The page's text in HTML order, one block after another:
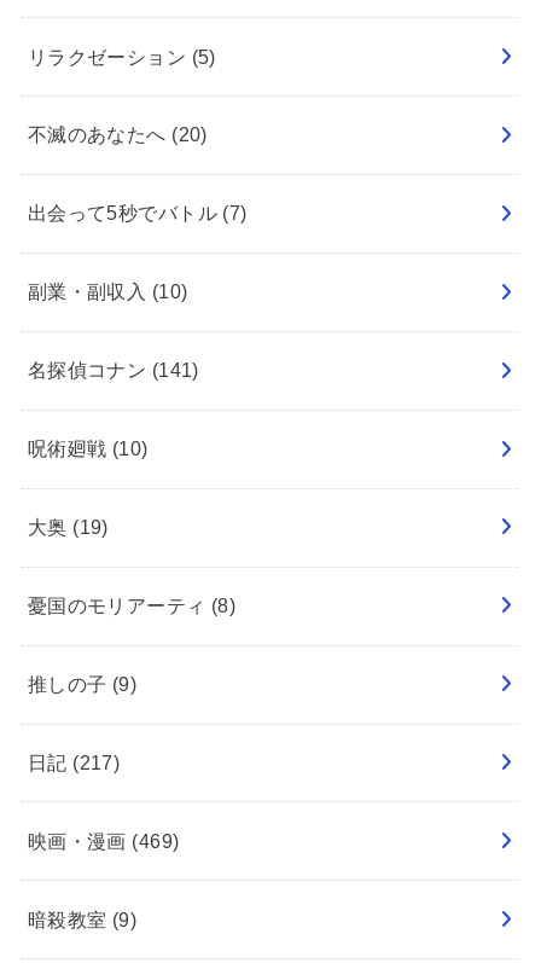
リラクゼーション (5)
不滅のあなたへ (20)
出会って5秒でバトル (7)
副業・副収入 (10)
名探偵コナン (141)
呪術廻戦 (10)
大奥 (19)
憂国のモリアーティ (8)
推しの子 (9)
日記 (217)
映画・漫画 (469)
暗殺教室 (9)